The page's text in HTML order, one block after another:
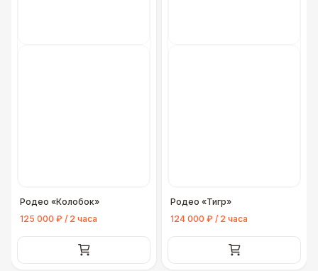
Родео «Колобок»
125 000 ₽ / 2 часа
Родео «Тигр»
124 000 ₽ / 2 часа